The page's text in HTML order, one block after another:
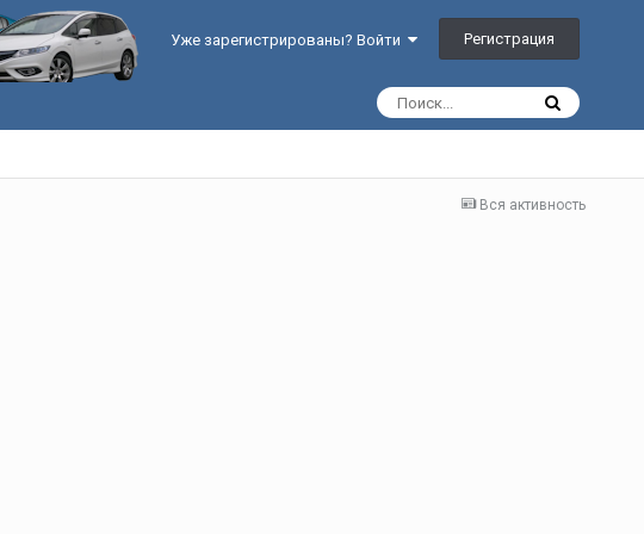
Уже зарегистрированы? Войти Регистрация
Вся активность